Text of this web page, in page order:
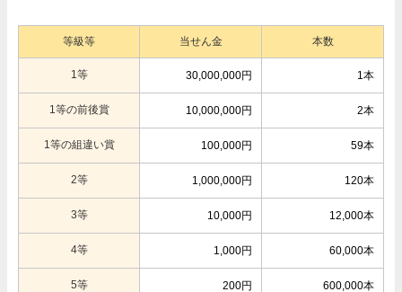
等級等 当せん金 本数
1等 30,000,000円 1本
1等の前後賞 10,000,000円 2本
1等の組違い賞 100,000円 59本
2等 1,000,000円 120本
3等 10,000円 12,000本
4等 1,000円 60,000本
5等 200円 600,000本